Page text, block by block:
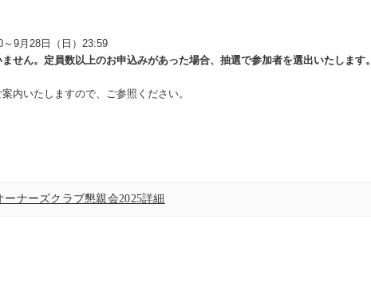
9月28日（日）23:59
せん。定員数以上のお申込みがあった場合、抽選で参加者を選出いたします。
内いたしますので、ご参照ください。
ーナーズクラブ懇親会2025詳細